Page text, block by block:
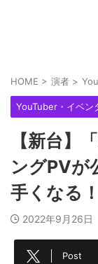
HOME > 演者 >
YouTuber・イベン
【新台】
ングPVが
手くなる！
2022年9月26日
Post